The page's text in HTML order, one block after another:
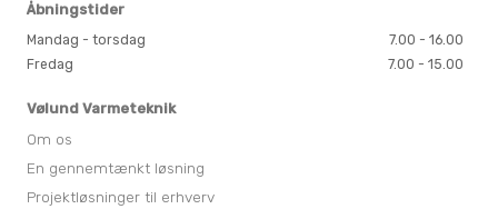
Åbningstider
Mandag - torsdag
7.00 - 16.00
Fredag
7.00 - 15.00
Vølund Varmeteknik
Om os
En gennemtænkt løsning
Projektløsninger til erhverv